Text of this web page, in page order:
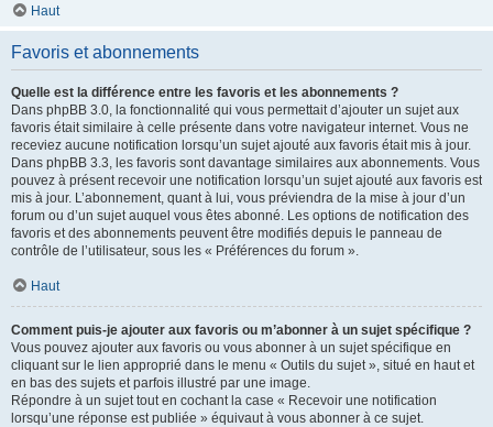
Haut
Favoris et abonnements
Quelle est la différence entre les favoris et les abonnements ?
Dans phpBB 3.0, la fonctionnalité qui vous permettait d’ajouter un sujet aux
favoris était similaire à celle présente dans votre navigateur internet. Vous ne
receviez aucune notification lorsqu’un sujet ajouté aux favoris était mis à jour.
Dans phpBB 3.3, les favoris sont davantage similaires aux abonnements. Vous
pouvez à présent recevoir une notification lorsqu’un sujet ajouté aux favoris est
mis à jour. L’abonnement, quant à lui, vous préviendra de la mise à jour d’un
forum ou d’un sujet auquel vous êtes abonné. Les options de notification des
favoris et des abonnements peuvent être modifiés depuis le panneau de
contrôle de l’utilisateur, sous les « Préférences du forum ».
Haut
Comment puis-je ajouter aux favoris ou m’abonner à un sujet spécifique ?
Vous pouvez ajouter aux favoris ou vous abonner à un sujet spécifique en
cliquant sur le lien approprié dans le menu « Outils du sujet », situé en haut et
en bas des sujets et parfois illustré par une image.
Répondre à un sujet tout en cochant la case « Recevoir une notification
lorsqu’une réponse est publiée » équivaut à vous abonner à ce sujet.